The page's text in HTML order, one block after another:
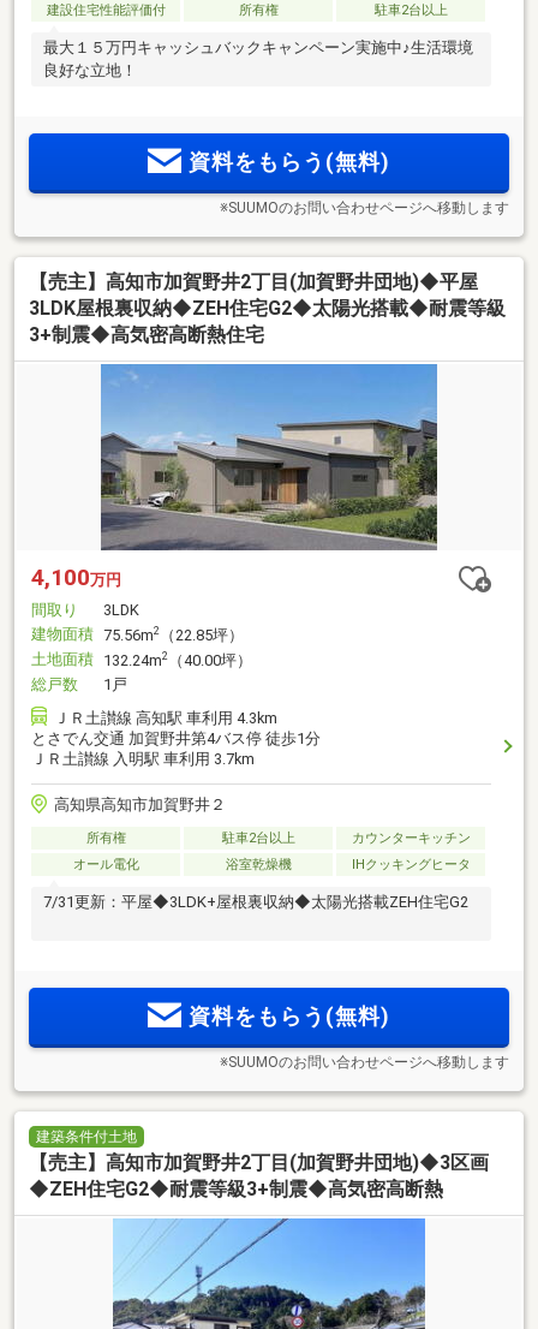
建設住宅性能評価付
所有権 駐車2台以上
最大１５万円キャッシュバックキャンペーン実施中♪生活環境
良好な立地！
資料をもらう(無料)
※SUUMOのお問い合わせページへ移動します
【売主】高知市加賀野井2丁目(加賀野井団地)◆平屋
3LDK屋根裏収納◆ZEH住宅G2◆太陽光搭載◆耐震等級
3+制震◆高気密高断熱住宅
4,100万円
間取り
3LDK
建物面積 75.56m2
（22.85坪）
土地面積 132.24m2
（40.00坪）
総戸数
1戸
ＪＲ土讃線 高知駅 車利用 4.3km
とさでん交通 加賀野井第4バス停 徒歩1分
ＪＲ土讃線 入明駅 車利用 3.7km
高知県高知市加賀野井２
所有権 駐車2台以上
カウンターキッチン
オール電化
浴室乾燥機 IHクッキングヒータ
7/31更新：平屋◆3LDK+屋根裏収納◆太陽光搭載ZEH住宅G2
資料をもらう(無料)
※SUUMOのお問い合わせページへ移動します
建築条件付土地
【売主】高知市加賀野井2丁目(加賀野井団地)◆3区画
◆ZEH住宅G2◆耐震等級3+制震◆高気密高断熱